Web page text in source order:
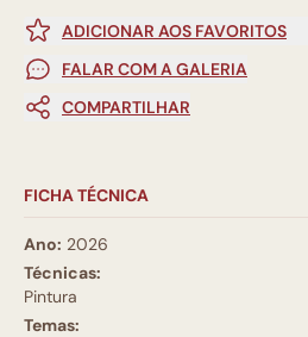
ADICIONAR AOS FAVORITOS
FALAR COM A GALERIA
COMPARTILHAR
FICHA TÉCNICA
Ano: 2026
Técnicas:
Pintura
Temas: